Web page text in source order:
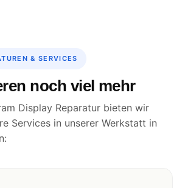
& SERVICES
noch viel mehr
Display Reparatur bieten wir
Services in unserer Werkstatt in